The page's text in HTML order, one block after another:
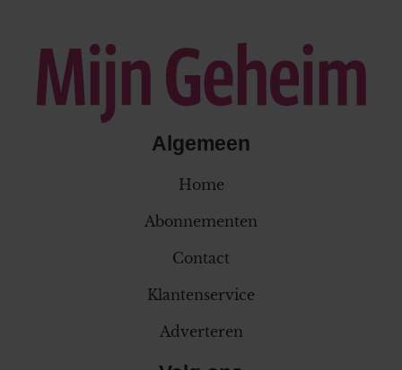
Algemeen
Home
Abonnementen
Contact
Klantenservice
Adverteren